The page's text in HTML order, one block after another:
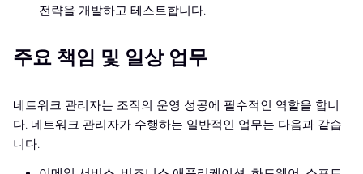
전략을 개발하고 테스트합니다.
주요 책임 및 일상 업무
네트워크 관리자는 조직의 운영 성공에 필수적인 역할을 합니
다. 네트워크 관리자가 수행하는 일반적인 업무는 다음과 같습
니다.